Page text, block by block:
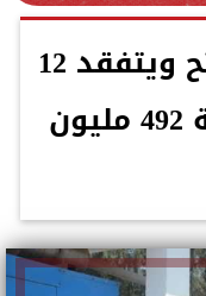
محافظ القليوبية يفتتح ويتفقد 12
مشروعا بطوخ بتكلفة 492 مليون